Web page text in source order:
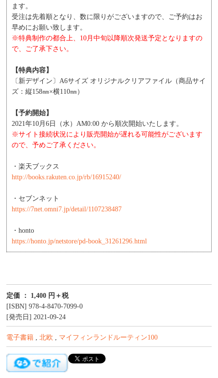
ます。
受注は先着順となり、数に限りがございますので、ご予約はお
早めにお願い致します。
※特典制作の都合上、10月中旬以降順次発送予定となりますの
で、ご了承下さい。
【特典内容】
〔新デザイン〕A6サイズ オリジナルクリアファイル（商品サイ
ズ：縦158㎜×横110㎜）
【予約開始】
2021年10月6日（水）AM0:00 から順次開始いたします。
※サイト接続状況により販売開始が遅れる可能性がございます
ので、予めご了承ください。
・楽天ブックス
http://books.rakuten.co.jp/rb/16915240/
・セブンネット
https://7net.omni7.jp/detail/1107238487
・honto
https://honto.jp/netstore/pd-book_31261296.html
定価 ： 1,400 円＋税
[ISBN] 978-4-8470-7099-0
[発売日] 2021-09-24
電子書籍 , 北欧 , マイフィンランドルーティン100